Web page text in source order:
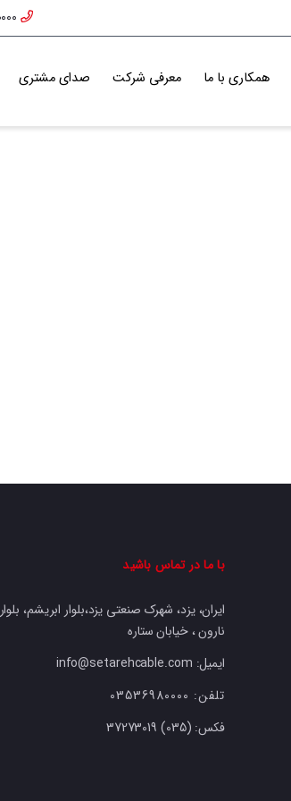
همکاری با ما معرفی شرکت صدای مشتری
با ما در تماس باشید
ایران، یزد، شهرک صنعتی یزد،بلوار ابریشم، بلوار
نارون ، خیابان ستاره
ایمیل: info@setarehcable.com
تلفن: 03536980000
فکس: 37273019 (035)